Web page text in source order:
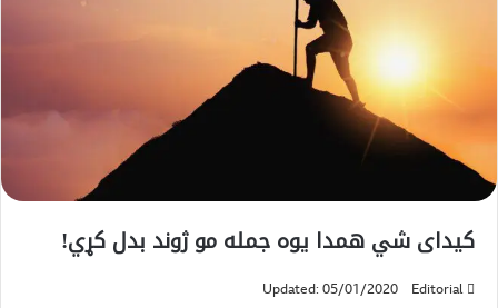
كيداى شي همدا يوه جمله مو ژوند بدل كړي!
Editorial
Updated: 05/01/2020